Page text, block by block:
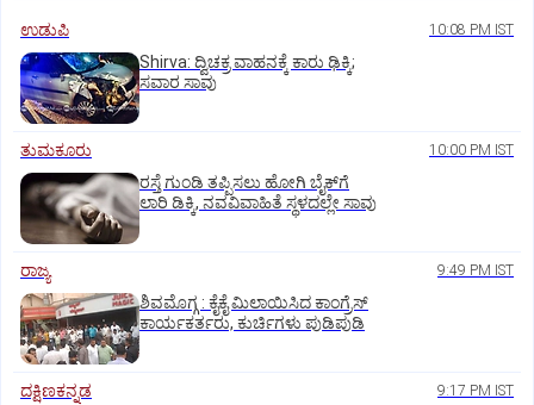
ಉಡುಪಿ 10:08 PM IST
Shirva: ದ್ವಿಚಕ್ರ ವಾಹನಕ್ಕೆ ಕಾರು ಢಿಕ್ಕಿ;
ಸವಾರ ಸಾವು
ತುಮಕೂರು 10:00 PM IST
ರಸ್ತೆ ಗುಂಡಿ ತಪ್ಪಿಸಲು ಹೋಗಿ ಬೈಕ್‌ಗೆ
ಲಾರಿ ಡಿಕ್ಕಿ, ನವವಿವಾಹಿತೆ ಸ್ಥಳದಲ್ಲೇ ಸಾವು
ರಾಜ್ಯ 9:49 PM IST
ಶಿವಮೊಗ್ಗ : ಕೈಕೈ ಮಿಲಾಯಿಸಿದ ಕಾಂಗ್ರೆಸ್
ಕಾರ್ಯಕರ್ತರು, ಕುರ್ಚಿಗಳು ಪುಡಿಪುಡಿ
ದಕ್ಷಿಣಕನ್ನಡ 9:17 PM IST